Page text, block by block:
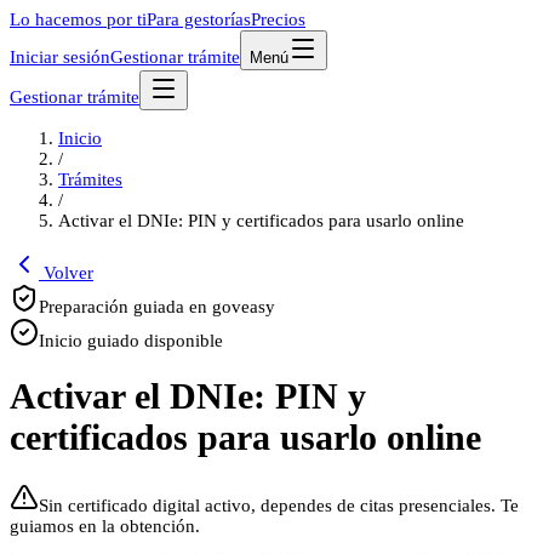
Lo hacemos por tiPara gestoríasPrecios
Iniciar sesiónGestionar trámite Menú
Gestionar trámite
Inicio
/
Trámites
/
Activar el DNIe: PIN y certificados para usarlo online
Volver
Preparación guiada en goveasy
Inicio guiado disponible
Activar el DNIe: PIN y
certificados para usarlo online
Sin certificado digital activo, dependes de citas presenciales. Te
guiamos en la obtención.